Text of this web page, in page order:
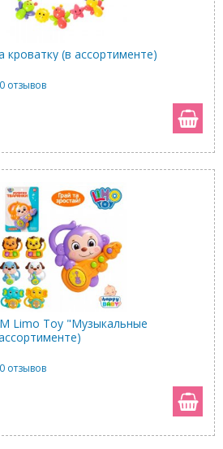
кроватку (в ассортименте)
0 отзывов
Limo Toy "Музыкальные
0 отзывов